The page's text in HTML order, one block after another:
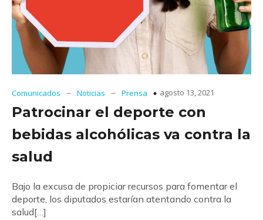
Comunicados – Noticias – Prensa agosto 13, 2021
Patrocinar el deporte con
bebidas alcohólicas va contra la
salud
Bajo la excusa de propiciar recursos para fomentar el
deporte, los diputados estarían atentando contra la
salud[…]